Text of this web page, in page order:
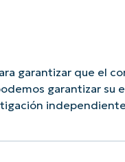
garantizar que el
garantizar su